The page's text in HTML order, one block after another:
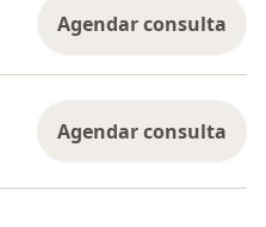
Agendar consulta
Agendar consulta